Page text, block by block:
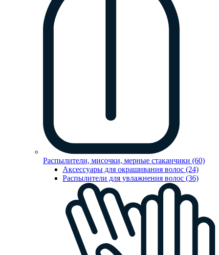
Распылители, мисочки, мерные стаканчики (60)
Аксессуары для окрашивания волос (24)
Распылители для увлажнения волос (36)